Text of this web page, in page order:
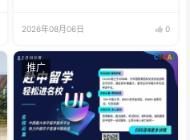
2026年08月06日 0
推广